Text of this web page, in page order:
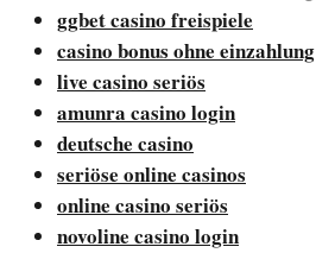
ggbet casino freispiele
casino bonus ohne einzahlung
live casino seriös
amunra casino login
deutsche casino
seriöse online casinos
online casino seriös
novoline casino login